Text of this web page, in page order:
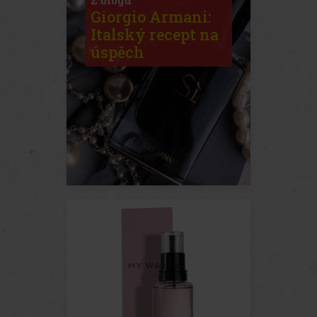
Giorgio Armani:
Italský recept na
úspěch